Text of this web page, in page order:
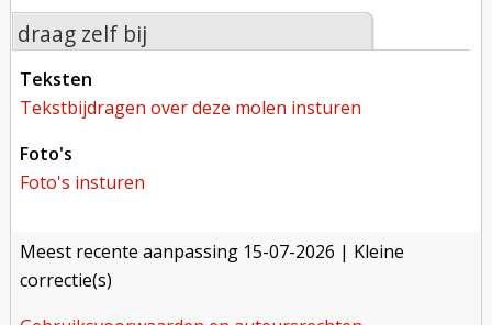
draag zelf bij
teksten
tekstbijdragen over deze molen insturen
foto's
foto's insturen
meest recente aanpassing 15-07-2026 | Kleine
correctie(s)